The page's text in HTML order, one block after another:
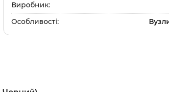
Виробник:
Особливості: